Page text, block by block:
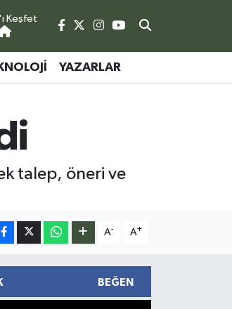
Keşfet
YAZARLAR
talep, öneri ve
A- A+
BEĞEN